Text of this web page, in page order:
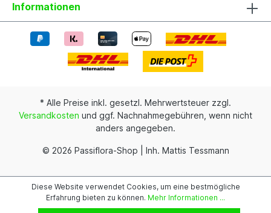
Informationen
* Alle Preise inkl. gesetzl. Mehrwertsteuer zzgl.
Versandkosten und ggf. Nachnahmegebühren, wenn nicht
anders angegeben.
© 2026 Passiflora-Shop | Inh. Mattis Tessmann
Diese Website verwendet Cookies, um eine bestmögliche
Erfahrung bieten zu können. Mehr Informationen ...